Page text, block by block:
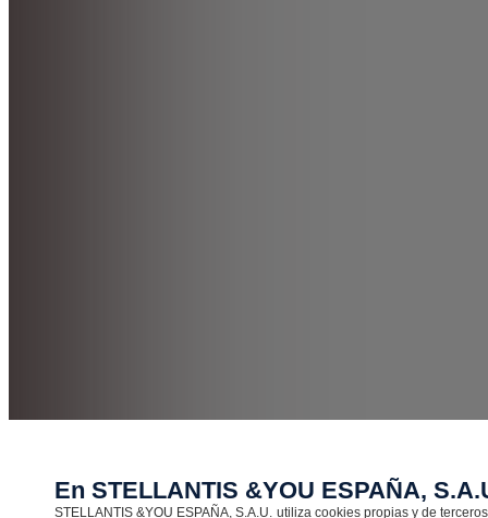
En STELLANTIS &YOU ESPAÑA,
STELLANTIS &YOU ESPAÑA, S.A.U. utiliza cookies propias y de